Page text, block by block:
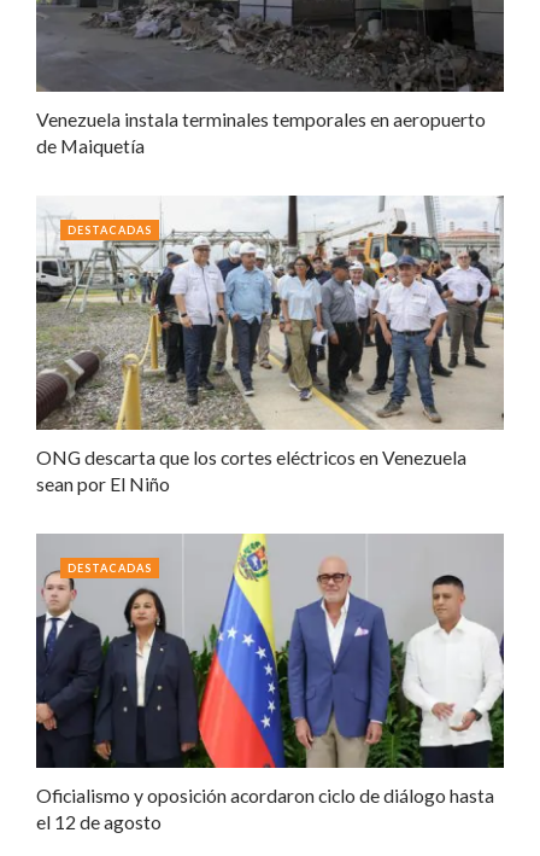
Venezuela instala terminales temporales en aeropuerto
de Maiquetía
ONG descarta que los cortes eléctricos en Venezuela
sean por El Niño
DESTACADAS
Oficialismo y oposición acordaron ciclo de diálogo hasta
el 12 de agosto
DESTACADAS